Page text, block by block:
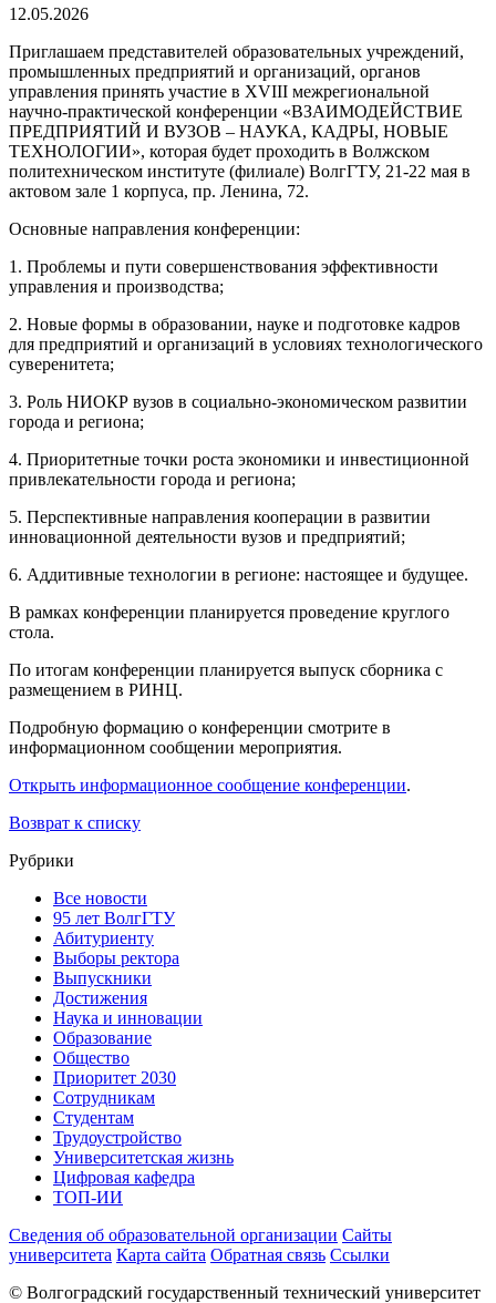
12.05.2026
Приглашаем представителей образовательных учреждений,
промышленных предприятий и организаций, органов
управления принять участие в XVIII межрегиональной
научно-практической конференции «ВЗАИМОДЕЙСТВИЕ
ПРЕДПРИЯТИЙ И ВУЗОВ – НАУКА, КАДРЫ, НОВЫЕ
ТЕХНОЛОГИИ», которая будет проходить в Волжском
политехническом институте (филиале) ВолгГТУ, 21-22 мая в
актовом зале 1 корпуса, пр. Ленина, 72.
Основные направления конференции:
1. Проблемы и пути совершенствования эффективности
управления и производства;
2. Новые формы в образовании, науке и подготовке кадров
для предприятий и организаций в условиях технологического
суверенитета;
3. Роль НИОКР вузов в социально-экономическом развитии
города и региона;
4. Приоритетные точки роста экономики и инвестиционной
привлекательности города и региона;
5. Перспективные направления кооперации в развитии
инновационной деятельности вузов и предприятий;
6. Аддитивные технологии в регионе: настоящее и будущее.
В рамках конференции планируется проведение круглого
стола.
По итогам конференции планируется выпуск сборника с
размещением в РИНЦ.
Подробную формацию о конференции смотрите в
информационном сообщении мероприятия.
Открыть информационное сообщение конференции.
Возврат к списку
Рубрики
Все новости
95 лет ВолгГТУ
Абитуриенту
Выборы ректора
Выпускники
Достижения
Наука и инновации
Образование
Общество
Приоритет 2030
Сотрудникам
Студентам
Трудоустройство
Университетская жизнь
Цифровая кафедра
ТОП-ИИ
Сведения об образовательной организации Сайты
университета Карта сайта Обратная связь Ссылки
© Волгоградский государственный технический университет